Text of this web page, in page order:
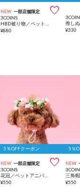
NEW 一部店舗限定 
3COINS
¥880 ¥330
5％OFFクーポン
NEW 一部店舗限定 
3COINS
花冠／ペットアニバーサリー
¥550
5％
NEW
¥550